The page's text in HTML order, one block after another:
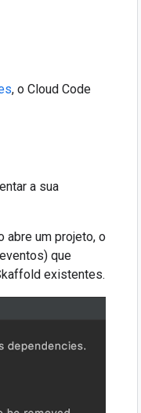
, o Cloud Code
a sua
abre um projeto, o
que
existentes.